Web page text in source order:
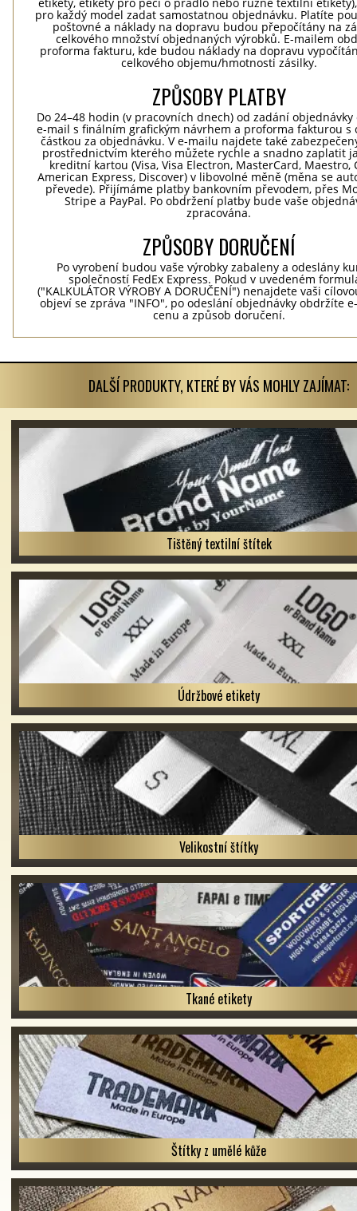
pro každý model zadat samostatnou objednávku. Platíte
poštovné a náklady na dopravu budou přepočítány na
celkového množství objednaných výrobků. E-mailem
proforma fakturu, kde budou náklady na dopravu
celkového objemu/hmotnosti zásilky.
ZPŮSOBY PLATBY
Do 24–48 hodin (v pracovních dnech) od zadání
e-mail s finálním grafickým návrhem a proforma fakturou s
částkou za objednávku. V e-mailu najdete také
prostřednictvím kterého můžete rychle a snadno zaplatit
kreditní kartou (Visa, Visa Electron, MasterCard, Maestro,
American Express, Discover) v libovolné měně (měna se
převede). Přijímáme platby bankovním převodem, přes
Stripe a PayPal. Po obdržení platby bude vaše
zpracována.
ZPŮSOBY DORUČENÍ
Po vyrobení budou vaše výrobky zabaleny a odeslány
společností FedEx Express. Pokud v uvedeném
("KALKULÁTOR VÝROBY A DORUČENÍ") nenajdete vaši
objeví se zpráva "INFO", po odeslání objednávky obdržíte
cenu a způsob doručení.
DALŠÍ PRODUKTY, KTERÉ BY VÁS MOHLY ZAJÍMAT:
Tištěný textilní štítek
Údržbové etikety
Velikostní štítky
Tkané etikety
Štítky z umělé kůže